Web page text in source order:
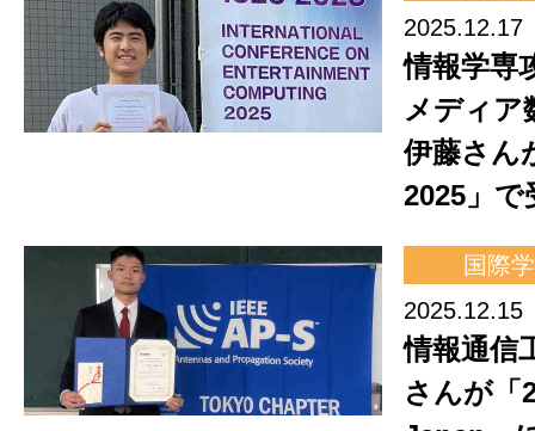
2025.12.17
情報学専
メディア
伊藤さん
2025」で
国際
2025.12.15
情報通信
さんが「